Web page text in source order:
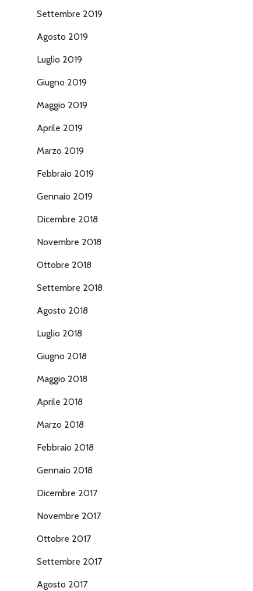
Settembre 2019
Agosto 2019
Luglio 2019
Giugno 2019
Maggio 2019
Aprile 2019
Marzo 2019
Febbraio 2019
Gennaio 2019
Dicembre 2018
Novembre 2018
Ottobre 2018
Settembre 2018
Agosto 2018
Luglio 2018
Giugno 2018
Maggio 2018
Aprile 2018
Marzo 2018
Febbraio 2018
Gennaio 2018
Dicembre 2017
Novembre 2017
Ottobre 2017
Settembre 2017
Agosto 2017